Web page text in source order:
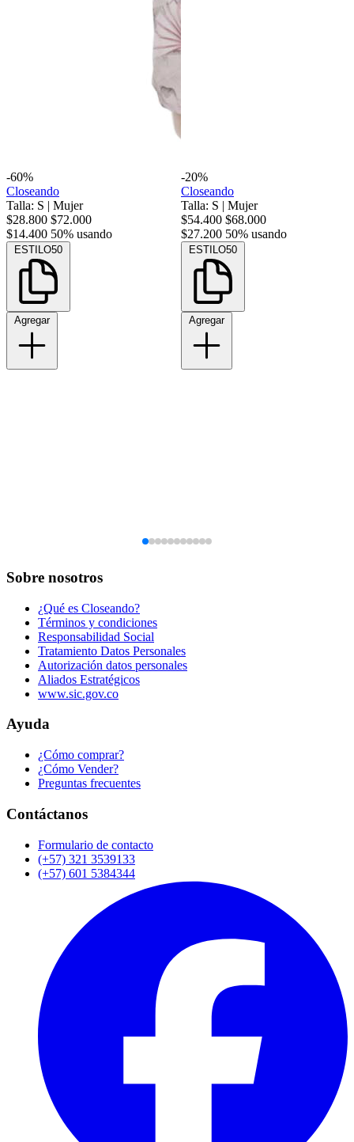
-60%
Closeando
Talla: S | Mujer
$28.800 $72.000
$14.400 50% usando
ESTILO50
Agregar
-20%
Closeando
Talla: S | Mujer
$54.400 $68.000
$27.200 50% usando
ESTILO50
Agregar
Sobre nosotros
¿Qué es Closeando?
Términos y condiciones
Responsabilidad Social
Tratamiento Datos Personales
Autorización datos personales
Aliados Estratégicos
www.sic.gov.co
Ayuda
¿Cómo comprar?
¿Cómo Vender?
Preguntas frecuentes
Contáctanos
Formulario de contacto
(+57) 321 3539133
(+57) 601 5384344